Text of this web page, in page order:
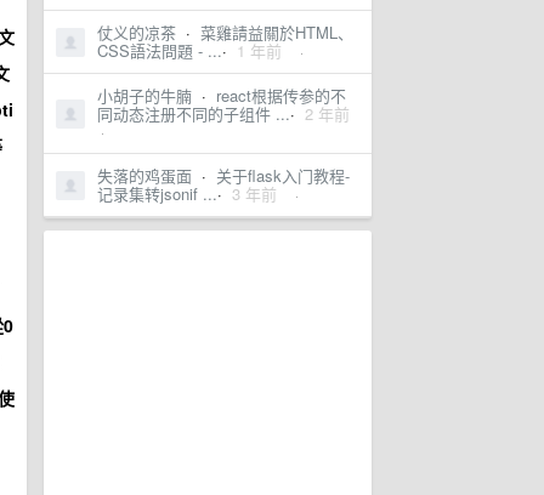
仗义的凉茶 · 菜雞請益關於HTML、
CSS語法問題 - ...· 1 年前 ·
小胡子的牛腩 · react根据传参的不
同动态注册不同的子组件 ...· 2 年前
·
失落的鸡蛋面 · 关于flask入门教程-
记录集转jsonif ...· 3 年前 ·